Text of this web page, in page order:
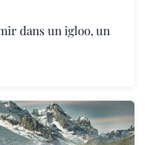
dans un igloo, un